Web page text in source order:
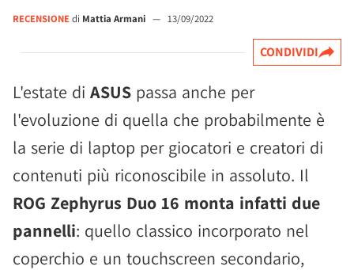
RECENSIONEdi Mattia Armani — 13/09/2022
CONDIVIDI
L'estate di ASUS passa anche per
l'evoluzione di quella che probabilmente è
la serie di laptop per giocatori e creatori di
contenuti più riconoscibile in assoluto. Il
ROG Zephyrus Duo 16 monta infatti due
pannelli: quello classico incorporato nel
coperchio e un touchscreen secondario,